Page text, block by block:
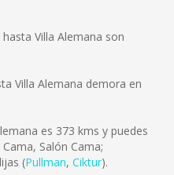
Villa Alemana son
Villa Alemana demora en
es 373 kms y puedes
Salón Cama;
(Pullman, Ciktur).